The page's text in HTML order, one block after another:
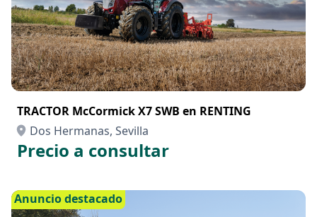
TRACTOR McCormick X7 SWB en RENTING
Dos Hermanas, Sevilla
Precio a consultar
Anuncio destacado